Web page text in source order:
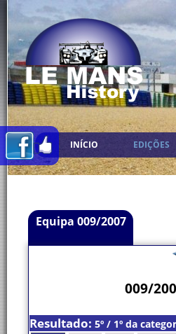
INÍCIO EDIÇÕES
Equipa 009/2007
009/
Resultado: 5º / 1º da